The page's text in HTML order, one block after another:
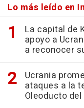
Lo más leído en
La capital de
apoyo a
a reconocer
Ucrania
ataques a la
Oleoducto